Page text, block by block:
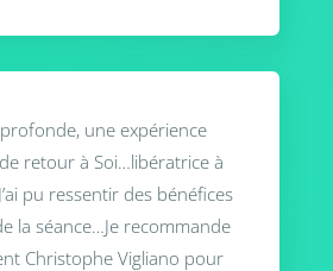
une expérience
retour à Soi…libératrice à
pu ressentir des bénéfices
la séance…Je recommande
Christophe Vigliano pour